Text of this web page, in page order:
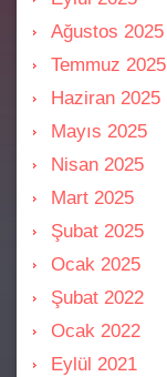
Ağustos 2025
Temmuz 2025
Haziran 2025
Mayıs 2025
Nisan 2025
Mart 2025
Şubat 2025
Ocak 2025
Şubat 2022
Ocak 2022
Eylül 2021